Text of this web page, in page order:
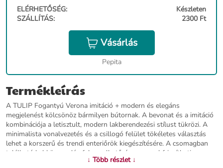
ELÉRHETŐSÉG:
Készleten
SZÁLLÍTÁS:
2300 Ft
Vásárlás
Pepita
Termékleírás
A TULIP Fogantyú Verona imitáció + modern és elegáns
megjelenést kölcsönöz bármilyen bútornak. A bevonat és a imitáció
kombinációja a letisztult, modern lakberendezési stílust tükrözi. A
minimalista vonalvezetés és a csillogó felület tökéletes választás
lehet a korszerű és trendi enteriőrök kiegészítésére. A csomagban
található kal könnyedén felszerelhető, így azonnal frissítheti
otthona kinézetét ezzel a stílusos fogantyúval.
↓ Több részlet ↓